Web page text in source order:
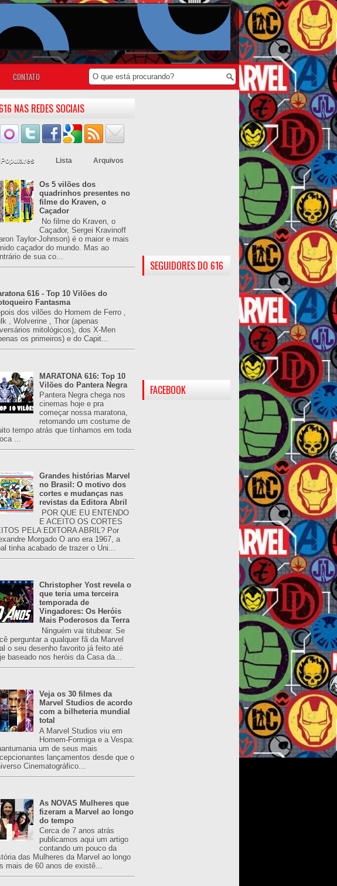
CONTATO
616 NAS REDES SOCIAIS
Populares Lista Arquivos
Os 5 vilões dos
quadrinhos presentes no
filme do Kraven, o
Caçador
No filme do Kraven, o
Caçador, Sergei Kravinoff
Taylor-Johnson) é o maior e mais
caçador do mundo. Mas ao
de sua co...
616 - Top 10 Vilões do
Fantasma
dos vilões do Homem de Ferro ,
, Wolverine , Thor (apenas
mitológicos), dos X-Men
os primeiros) e do Capit...
MARATONA 616: Top 10
Vilões do Pantera Negra
Pantera Negra chega nos
cinemas hoje e pra
começar nossa maratona,
retomando um costume de
tempo atrás que tínhamos em toda
...
Grandes histórias Marvel
no Brasil: O motivo dos
cortes e mudanças nas
revistas da Editora Abril
POR QUE EU ENTENDO
E ACEITO OS CORTES
PELA EDITORA ABRIL? Por
Morgado O ano era 1967, a
tinha acabado de trazer o Uni...
Christopher Yost revela o
que teria uma terceira
temporada de
Vingadores: Os Heróis
Mais Poderosos da Terra
Ninguém vai titubear. Se
perguntar a qualquer fã da Marvel
o seu desenho favorito já feito até
baseado nos heróis da Casa da...
Veja os 30 filmes da
Marvel Studios de acordo
com a bilheteria mundial
total
A Marvel Studios viu em
Homem-Formiga e a Vespa:
um de seus mais
lançamentos desde que o
Cinematográfico...
As NOVAS Mulheres que
fizeram a Marvel ao longo
do tempo
Cerca de 7 anos atrás
publicamos aqui um artigo
contando um pouco da
das Mulheres da Marvel ao longo
mais de 60 anos de existê...
SEGUIDORES DO 616
FACEBOOK